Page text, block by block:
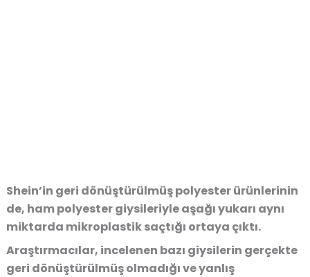
Shein’in geri dönüştürülmüş polyester ürünlerinin
de, ham polyester giysileriyle aşağı yukarı aynı
miktarda mikroplastik saçtığı ortaya çıktı.
Araştırmacılar, incelenen bazı giysilerin gerçekte
geri dönüştürülmüş olmadığı ve yanlış